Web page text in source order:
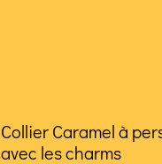
Collier Caramel à
avec les charms